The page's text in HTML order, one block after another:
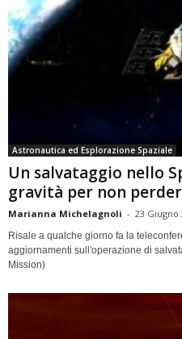
Astronautica ed Esplorazione Spaziale
Un salvataggio nello
gravità per non
Marianna Michelagnoli - 23 Giugno
Risale a qualche giorno fa la
aggiornamenti sull'operazione di
Mission)